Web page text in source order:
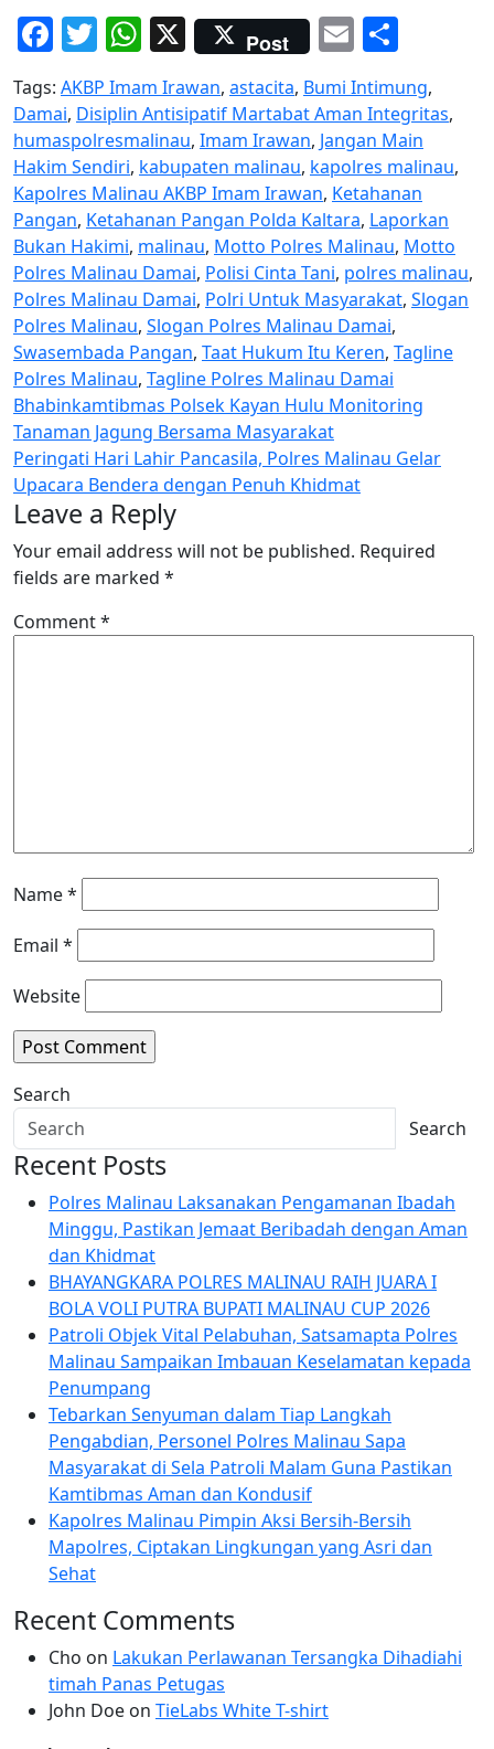
Facebook
Twitter
WhatsApp
X Post Email
Tags: AKBP Imam Irawan, astacita, Bumi Intimung,
Damai, Disiplin Antisipatif Martabat Aman Integritas,
humaspolresmalinau, Imam Irawan, Jangan Main
Hakim Sendiri, kabupaten malinau, kapolres malinau,
Kapolres Malinau AKBP Imam Irawan, Ketahanan
Pangan, Ketahanan Pangan Polda Kaltara, Laporkan
Bukan Hakimi, malinau, Motto Polres Malinau, Motto
Polres Malinau Damai, Polisi Cinta Tani, polres malinau,
Polres Malinau Damai, Polri Untuk Masyarakat, Slogan
Polres Malinau, Slogan Polres Malinau Damai,
Swasembada Pangan, Taat Hukum Itu Keren, Tagline
Polres Malinau, Tagline Polres Malinau Damai
Post
navigation
Bhabinkamtibmas Polsek Kayan Hulu Monitoring
Tanaman Jagung Bersama Masyarakat
Peringati Hari Lahir Pancasila, Polres Malinau Gelar
Upacara Bendera dengan Penuh Khidmat
Leave a Reply
Your email address will not be published. Required
fields are marked *
Comment*
Name*
Email *
Website
Search
Search
Recent Posts
Polres Malinau Laksanakan Pengamanan Ibadah
Minggu, Pastikan Jemaat Beribadah dengan Aman
dan Khidmat
BHAYANGKARA POLRES MALINAU RAIH JUARA I
BOLA VOLI PUTRA BUPATI MALINAU CUP 2026
Patroli Objek Vital Pelabuhan, Satsamapta Polres
Malinau Sampaikan Imbauan Keselamatan kepada
Penumpang
Tebarkan Senyuman dalam Tiap Langkah
Pengabdian, Personel Polres Malinau Sapa
Masyarakat di Sela Patroli Malam Guna Pastikan
Kamtibmas Aman dan Kondusif
Kapolres Malinau Pimpin Aksi Bersih-Bersih
Mapolres, Ciptakan Lingkungan yang Asri dan
Sehat
Recent Comments
Cho on Lakukan Perlawanan Tersangka Dihadiahi
timah Panas Petugas
John Doe on TieLabs White T-shirt